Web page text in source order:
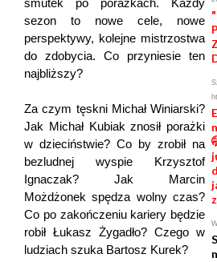
smutek po porażkach. Każdy
sezon to nowe cele, nowe
perspektywy, kolejne mistrzostwa
do zdobycia. Co przyniesie ten
najbliższy?
Za czym tęskni Michał Winiarski?
Jak Michał Kubiak znosił porażki
w dzieciństwie? Co by zrobił na
bezludnej wyspie Krzysztof
Ignaczak? Jak Marcin
Możdżonek spędza wolny czas?
Co po zakończeniu kariery będzie
robił Łukasz Żygadło? Czego w
ludziach szuka Bartosz Kurek?